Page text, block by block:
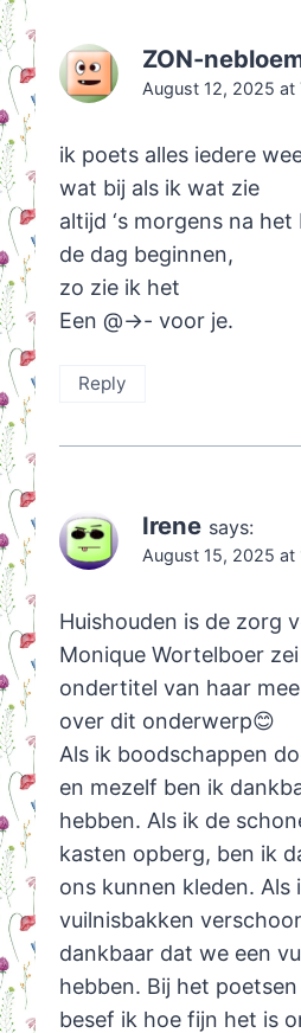
ZON-
August 12, 2025 at
ik poets alles iedere
wat bij als ik wat zie
altijd ‘s morgens na
de dag beginnen,
zo zie ik het
Een @->- voor je.
Reply
Irene says:
August 15, 2025 at
Huishouden is de zorg
Monique Wortelboer
ondertitel van haar
over dit onderwerp😊
Als ik boodschappen
en mezelf ben ik
hebben. Als ik de
kasten opberg, ben ik
ons kunnen kleden. Als
vuilnisbakken
dankbaar dat we een
hebben. Bij het
besef ik hoe fijn het is